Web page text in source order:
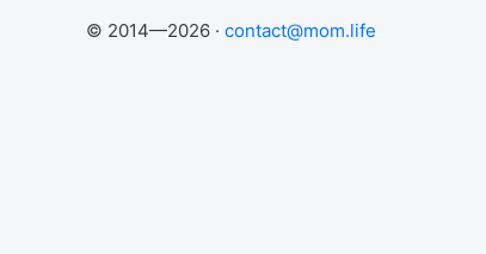
© 2014—2026 · contact@mom.life